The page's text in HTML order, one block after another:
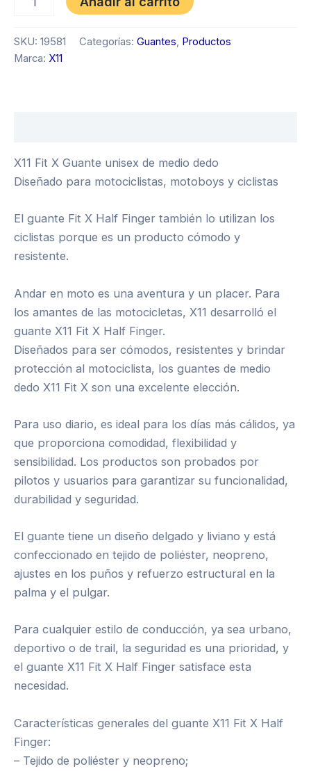
SKU: 19581 Categorías: Guantes Productos
Marca: X11
X11 Fit X Guante unisex de medio dedo
Diseñado para motociclistas, motoboys y ciclistas
El guante Fit X Half Finger también lo utilizan los
ciclistas porque es un producto cómodo y
resistente.
Andar en moto es una aventura y un placer. Para
los amantes de las motocicletas, X11 desarrolló el
guante X11 Fit X Half Finger.
Diseñados para ser cómodos, resistentes y brindar
protección al motociclista, los guantes de medio
dedo X11 Fit X son una excelente elección.
Para uso diario, es ideal para los días más cálidos, ya
que proporciona comodidad, flexibilidad y
sensibilidad. Los productos son probados por
pilotos y usuarios para garantizar su funcionalidad,
durabilidad y seguridad.
El guante tiene un diseño delgado y liviano y está
confeccionado en tejido de poliéster, neopreno,
ajustes en los puños y refuerzo estructural en la
palma y el pulgar.
Para cualquier estilo de conducción, ya sea urbano,
deportivo o de trail, la seguridad es una prioridad, y
el guante X11 Fit X Half Finger satisface esta
necesidad.
Características generales del guante X11 Fit X Half
Finger:
– Tejido de poliéster y neopreno;